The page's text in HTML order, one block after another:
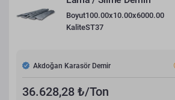
Boyut100.00x10.00x6000.00
KaliteST37
Akdoğan Karasör Demir
36.628,28 ₺/Ton